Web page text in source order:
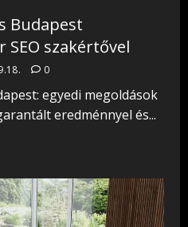
Budapest
szakértővel
0
egyedi megoldások
eredménnyel és...